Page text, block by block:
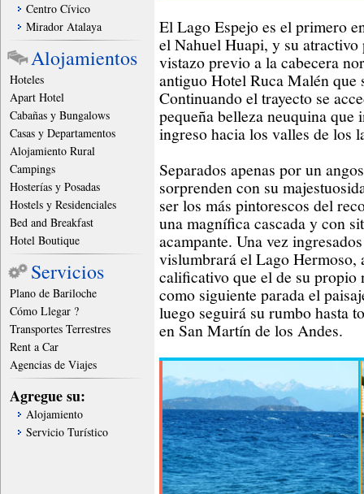
Centro Cívico
Mirador Atalaya
Alojamientos
Hoteles
Apart Hotel
Cabañas y Bungalows
Casas y Departamentos
Alojamiento Rural
Campings
Hosterías y Posadas
Hostels y Residenciales
Bed and Breakfast
Hotel Boutique
Servicios
Plano de Bariloche
Cómo Llegar ?
Transportes Terrestres
Rent a Car
Agencias de Viajes
Agregue su:
Alojamiento
Servicio Turístico
El Lago Espejo es el primero
el Nahuel Huapi, y su atractivo
vistazo previo a la cabecera
antiguo Hotel Ruca Malén que
Continuando el trayecto se
pequeña belleza neuquina que
ingreso hacia los valles de los
Separados apenas por un
sorprenden con su
ser los más pintorescos del
una magnífica cascada y con
acampante. Una vez
vislumbrará el Lago Hermoso,
calificativo que el de su
como siguiente parada el
luego seguirá su rumbo hasta
en San Martín de los Andes.